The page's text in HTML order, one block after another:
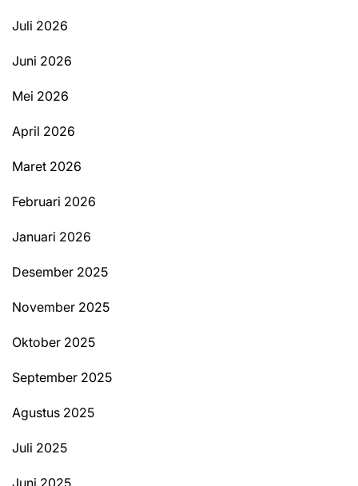
Juli 2026
Juni 2026
Mei 2026
April 2026
Maret 2026
Februari 2026
Januari 2026
Desember 2025
November 2025
Oktober 2025
September 2025
Agustus 2025
Juli 2025